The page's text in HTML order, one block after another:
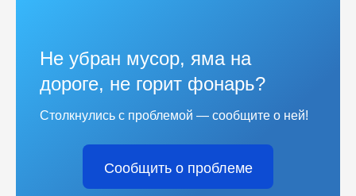
Не убран мусор, яма на
дороге, не горит фонарь?
Столкнулись с проблемой — сообщите о ней!
Сообщить о проблеме